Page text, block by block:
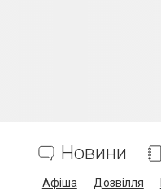
Новини
Афіша Дозвілля